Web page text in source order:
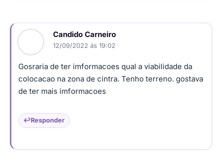
Candido Carneiro
12/09/2022 às 19:02
Gosraria de ter imformacoes qual a viabilidade da
colocacao na zona de cintra. Tenho terreno. gostava
de ter mais imformacoes
Responder